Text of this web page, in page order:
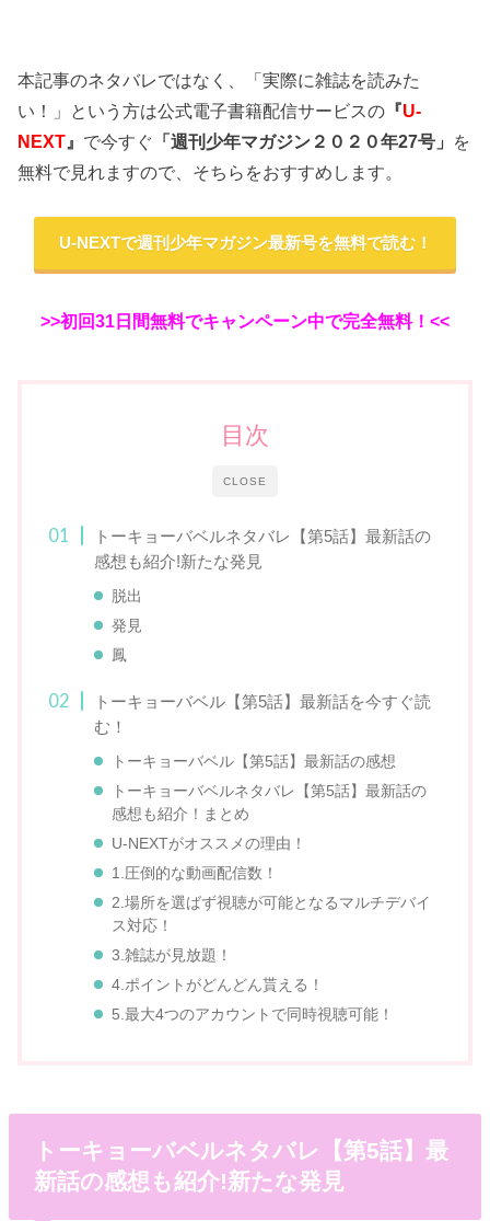
本記事のネタバレではなく、「実際に雑誌を読みた
い！」という方は公式電子書籍配信サービスの 『U-
NEXT 』 で今すぐ 「週刊少年マガジン２０２０年27号」 を
無料で見れますので、そちらをおすすめします。
U-NEXTで週刊少年マガジン最新号を無料で読む！
>>初回31日間無料でキャンペーン中で完全無料！<<
CLOSE
目次
トーキョーバベルネタバレ【第5話】最新話の
感想も紹介!新たな発見
脱出
発見
鳳
トーキョーバベル【第5話】最新話を今すぐ読
む！
トーキョーバベル【第5話】最新話の感想
トーキョーバベルネタバレ【第5話】最新話の
感想も紹介！まとめ
U-NEXTがオススメの理由！
1.圧倒的な動画配信数！
2.場所を選ばず視聴が可能となるマルチデバイ
ス対応！
3.雑誌が見放題！
4.ポイントがどんどん貰える！
5.最大4つのアカウントで同時視聴可能！
トーキョーバベルネタバレ【第5話】最
新話の感想も紹介!新たな発見